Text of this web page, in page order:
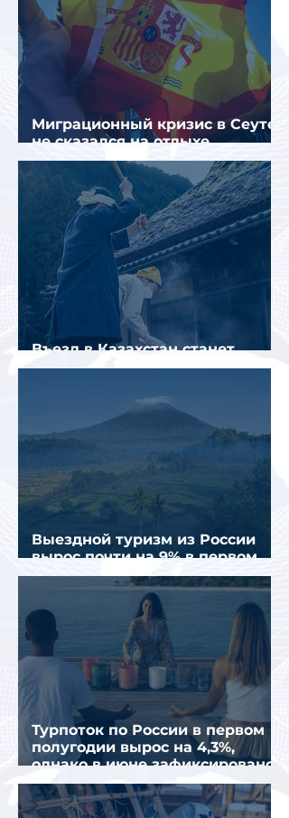
Миграционный кризис в Сеуте
не сказался на отдыхе
российских туристов в Испании
Въезд в Казахстан станет
платным до конца года
Выездной туризм из России
вырос почти на 9% в первом
полугодии 2026 года
Турпоток по России в первом
полугодии вырос на 4,3%,
однако в июне зафиксировано
снижение